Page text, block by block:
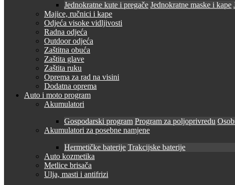
Jednokratne kute i pregače Jednokratne maske i kape
Majice, ručnici i kape
Odjeća visoke vidljivosti
Radna odjeća
Outdoor odjeća
Zaštitna obuća
Zaštita glave
Zaštita ruku
Oprema za rad na visini
Dodatna oprema
Auto i moto program
Akumulatori
Gospodarski program Program za poljoprivredu
Akumulatori za posebne namjene
Hermetičke baterije Trakcijske baterije
Auto kozmetika
Metlice brisača
Ulja, masti i antifrizi